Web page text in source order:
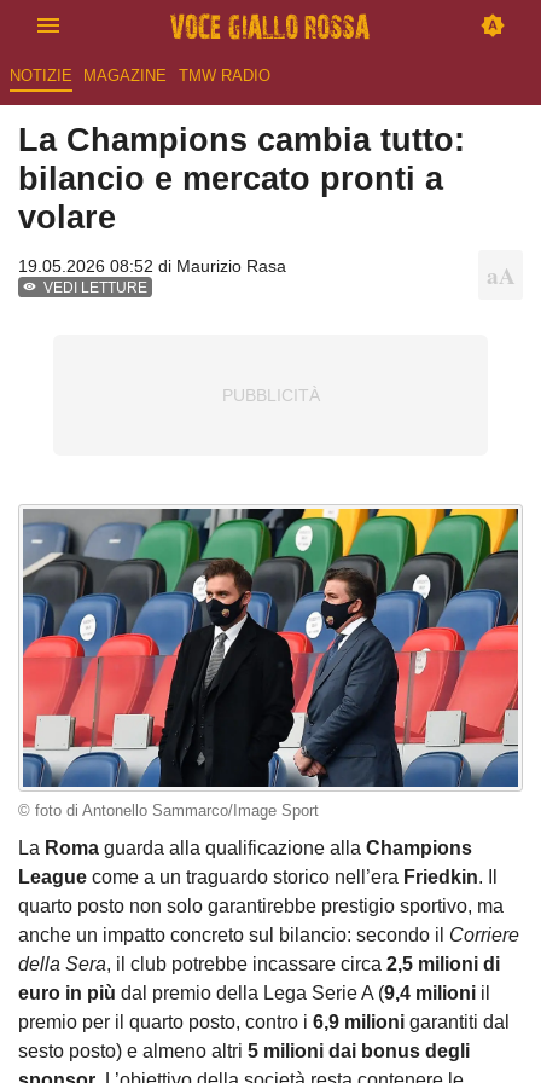
NOTIZIE MAGAZINE TMW RADIO
La Champions cambia tutto:
bilancio e mercato pronti a
volare
19.05.2026 08:52 di Maurizio Rasa
VEDI LETTURE
© foto di Antonello Sammarco/Image Sport
La Roma guarda alla qualificazione alla Champions
League come a un traguardo storico nell’era Friedkin. Il
quarto posto non solo garantirebbe prestigio sportivo, ma
anche un impatto concreto sul bilancio: secondo il Corriere
della Sera, il club potrebbe incassare circa 2,5 milioni di
euro in più dal premio della Lega Serie A (9,4 milioni il
premio per il quarto posto, contro i 6,9 milioni garantiti dal
sesto posto) e almeno altri 5 milioni dai bonus degli